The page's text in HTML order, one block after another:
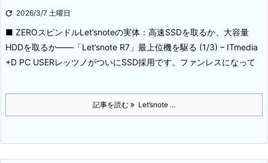
 2026/3/7 土曜日
■ ZEROスピンドルLet’snoteの実体：高速SSDを取るか、大容量
HDDを取るか――「Let’snote R7」最上位機を駆る (1/3) – ITmedia
+D PC USERレッツノがついにSSD採用です。ファンレスになって
記事を読む Let’snote ...